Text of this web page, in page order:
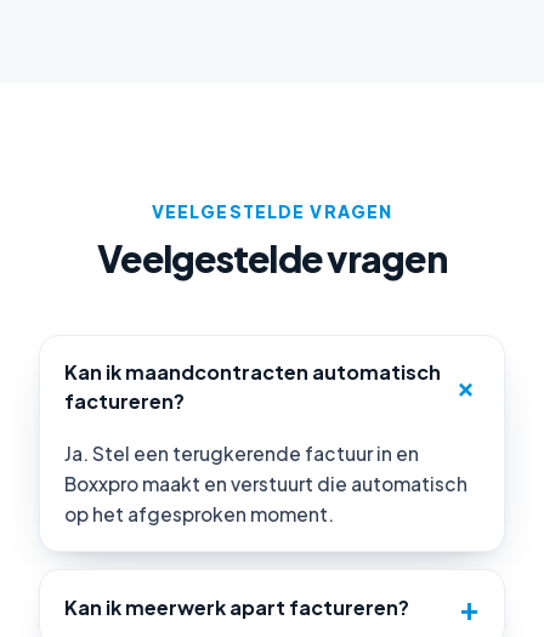
VEELGESTELDE VRAGEN
Veelgestelde vragen
Kan ik maandcontracten automatisch
factureren?
Ja. Stel een terugkerende factuur in en
Boxxpro maakt en verstuurt die automatisch
op het afgesproken moment.
Kan ik meerwerk apart factureren?